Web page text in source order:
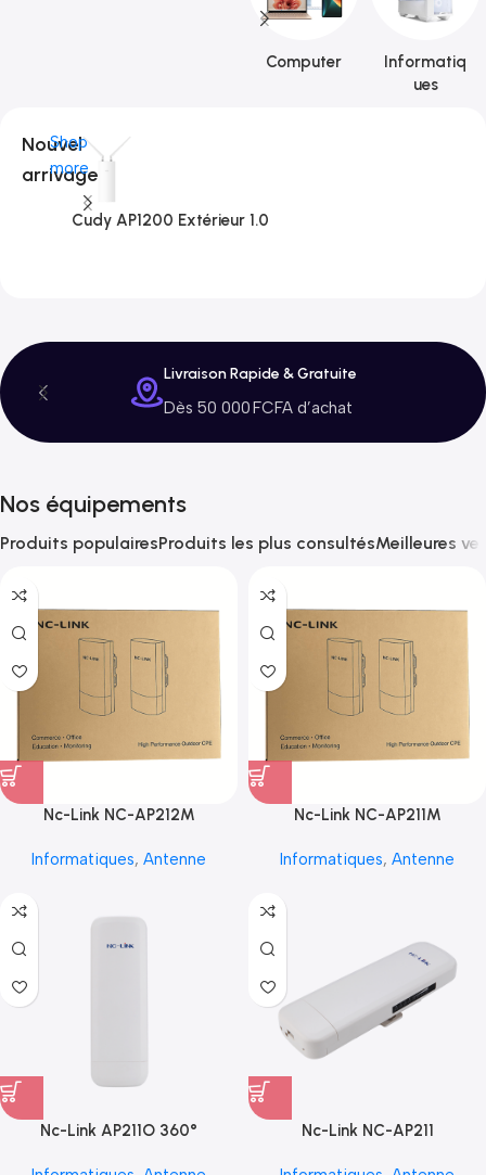
Computer
Informatiq
ues
Nouvel
arrivage
Shop
more
Cudy AP1200 Extérieur 1.0
Livraison Rapide & Gratuite
Dès 50 000 FCFA d’achat
Nos équipements
Produits populairesProduits les plus consultésMeilleures
Nc-Link NC-AP212M
Informatiques, Antenne
Nc-Link NC-AP211M
Informatiques, Antenne
Nc-Link AP211O 360° Nc-Link NC-AP211